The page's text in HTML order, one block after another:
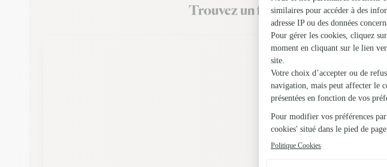
Trouvez un fleuriste Interflora à